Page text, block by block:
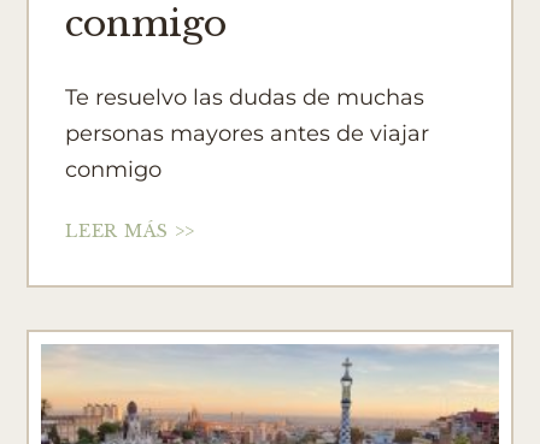
conmigo
Te resuelvo las dudas de muchas
personas mayores antes de viajar
conmigo
LEER MÁS >>